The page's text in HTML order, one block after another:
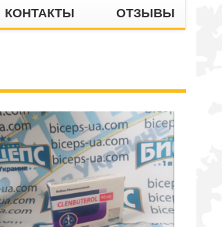
КОНТАКТЫ ОТЗЫВЫ